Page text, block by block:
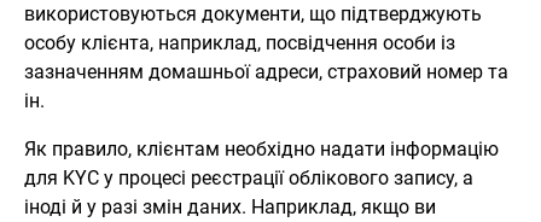
використовуються документи, що підтверджують
особу клієнта, наприклад, посвідчення особи із
зазначенням домашньої адреси, страховий номер та
ін.
Як правило, клієнтам необхідно надати інформацію
для KYC у процесі реєстрації облікового запису, а
іноді й у разі змін даних. Наприклад, якщо ви